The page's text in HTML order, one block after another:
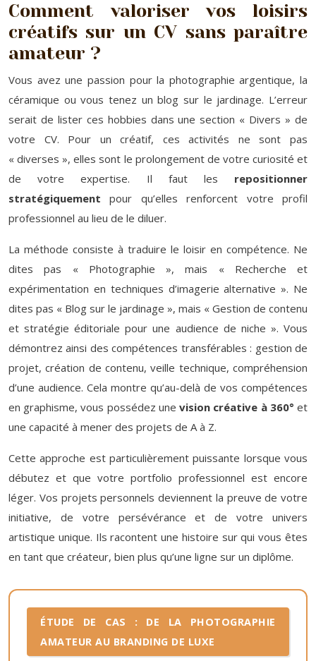
Comment valoriser vos loisirs
créatifs sur un CV sans paraître
amateur ?
Vous avez une passion pour la photographie argentique, la
céramique ou vous tenez un blog sur le jardinage. L’erreur
serait de lister ces hobbies dans une section « Divers » de
votre CV. Pour un créatif, ces activités ne sont pas
« diverses », elles sont le prolongement de votre curiosité et
de votre expertise. Il faut les repositionner
stratégiquement pour qu’elles renforcent votre profil
professionnel au lieu de le diluer.
La méthode consiste à traduire le loisir en compétence. Ne
dites pas « Photographie », mais « Recherche et
expérimentation en techniques d’imagerie alternative ». Ne
dites pas « Blog sur le jardinage », mais « Gestion de contenu
et stratégie éditoriale pour une audience de niche ». Vous
démontrez ainsi des compétences transférables : gestion de
projet, création de contenu, veille technique, compréhension
d’une audience. Cela montre qu’au-delà de vos compétences
en graphisme, vous possédez unevision créative à 360° et
une capacité à mener des projets de A à Z.
Cette approche est particulièrement puissante lorsque vous
débutez et que votre portfolio professionnel est encore
léger. Vos projets personnels deviennent la preuve de votre
initiative, de votre persévérance et de votre univers
artistique unique. Ils racontent une histoire sur qui vous êtes
en tant que créateur, bien plus qu’une ligne sur un diplôme.
ÉTUDE DE CAS : DE LA PHOTOGRAPHIE
AMATEUR AU BRANDING DE LUXE